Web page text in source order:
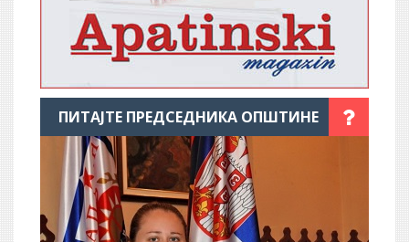
ПИТАЈТЕ ПРЕДСЕДНИКА ОПШТИНЕ